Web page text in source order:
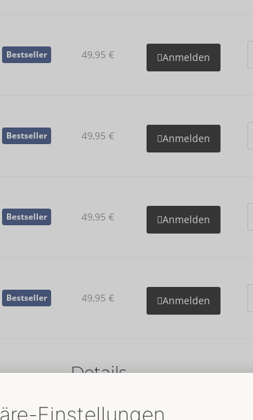
Bestseller 49,95 € Anmelden
Bestseller 49,95 € Anmelden
Bestseller 49,95 € Anmelden
Bestseller 49,95 € Anmelden
Details
Eigenschaften